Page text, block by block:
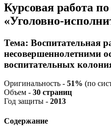
Курсовая работа
«Уголовно-
Тема: Воспитательная
несовершеннолетними
воспитательных
Оригинальность - 51% (по
Объем - 30 страниц
Год защиты - 2013
Содержание